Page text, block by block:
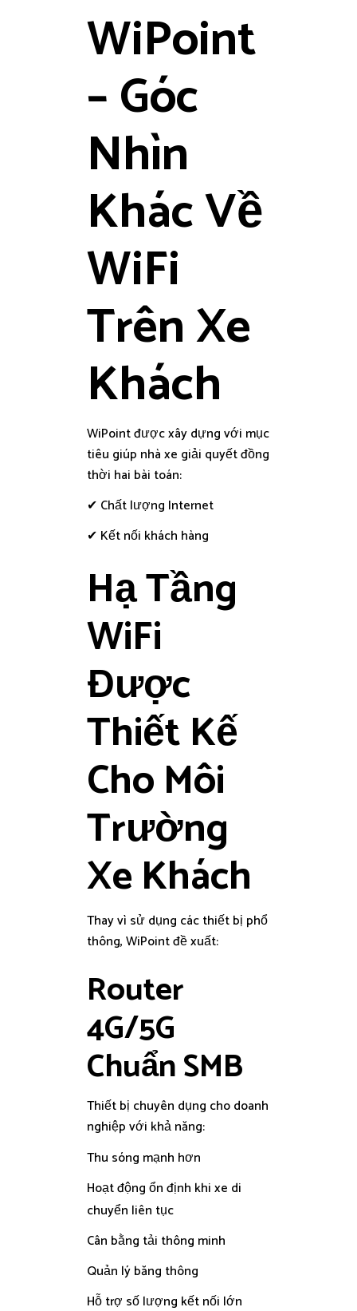
WiPoint
– Góc
Nhìn
Khác Về
WiFi
Trên Xe
Khách
WiPoint được xây dựng với mục
tiêu giúp nhà xe giải quyết đồng
thời hai bài toán:
✔ Chất lượng Internet
✔ Kết nối khách hàng
Hạ Tầng
WiFi
Được
Thiết Kế
Cho Môi
Trường
Xe Khách
Thay vì sử dụng các thiết bị phổ
thông, WiPoint đề xuất:
Router
4G/5G
Chuẩn SMB
Thiết bị chuyên dụng cho doanh
nghiệp với khả năng:
Thu sóng mạnh hơn
Hoạt động ổn định khi xe di
chuyển liên tục
Cân bằng tải thông minh
Quản lý băng thông
Hỗ trợ số lượng kết nối lớn